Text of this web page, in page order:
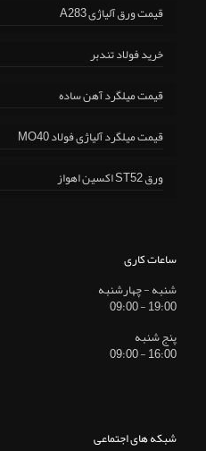
قیمت ورق آلیاژی A283
خرید فولاد تندبر
قیمت میلگرد آهن ساده
قیمت میلگرد آلیاژی فولاد MO40
ورق ST52 اکسین اهواز
ساعات کاری
شنبه - چهارشنبه
19:00 - 09:00
پنج شنبه
16:00 - 09:00
شبکه های اجتماعی